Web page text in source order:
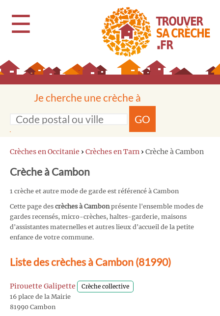
☰
Je cherche une crèche à
GO
Crèches en Occitanie › Crèches en Tarn › Crèche à Cambon
Crèche à Cambon
1 crèche et autre mode de garde est référencé à Cambon
Cette page des crèches à Cambon présente l'ensemble modes de
gardes recensés, micro-crèches, haltes-garderie, maisons
d'assistantes maternelles et autres lieux d'accueil de la petite
enfance de votre commune.
Liste des crèches à Cambon (81990)
Pirouette Galipette Crèche collective
16 place de la Mairie
81990 Cambon